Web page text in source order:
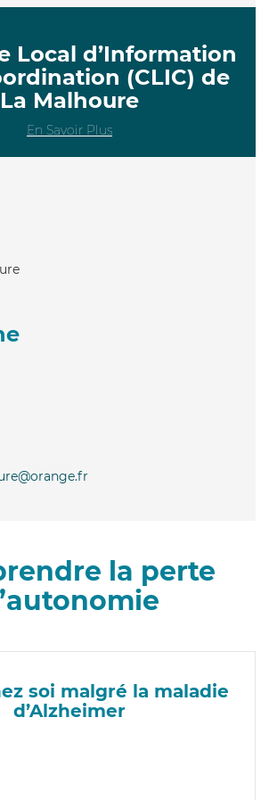
Local d’Information
(CLIC) de
La Malhoure
En Savoir Plus
la perte
soi malgré la maladie
d’Alzheimer